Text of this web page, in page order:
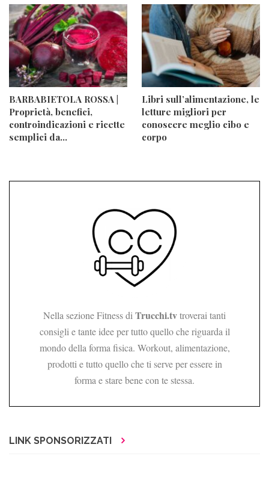
BARBABIETOLA ROSSA |
Proprietà, benefici,
controindicazioni e ricette
semplici da…
Libri sull’alimentazione, le
letture migliori per
conoscere meglio cibo e
corpo
Nella sezione Fitness di Trucchi.tvtroverai tanti
consigli e tante idee per tutto quello che riguarda il
mondo della forma fisica. Workout, alimentazione,
prodotti e tutto quello che ti serve per essere in
forma e stare bene con te stessa.
LINK SPONSORIZZATI